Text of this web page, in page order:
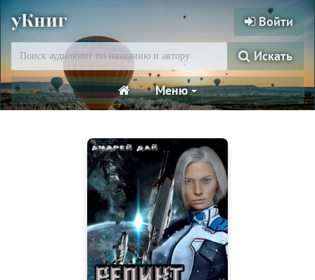
уКниг Войти
Искать
Меню